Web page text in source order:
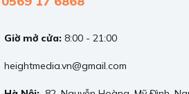
Giờ mở cửa: 8:00 - 21:00
heightmedia.vn@gmail.com